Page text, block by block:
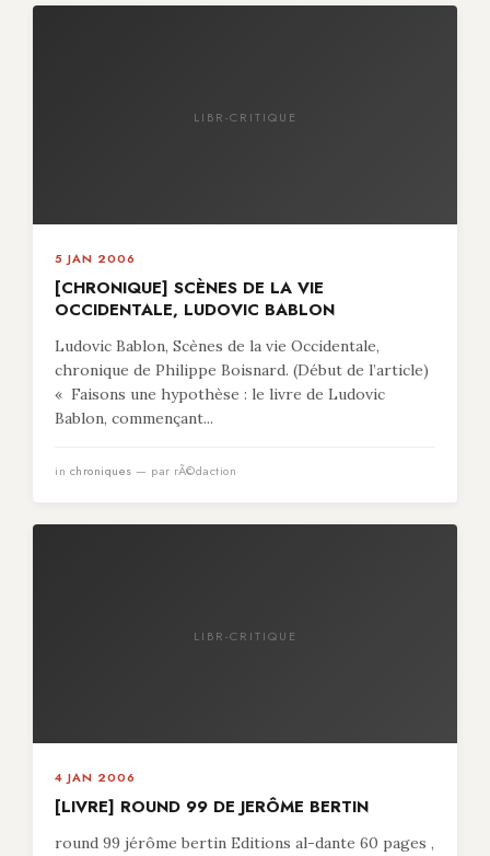
LIBR-CRITIQUE
5 JAN 2006
[CHRONIQUE] SCÈNES DE LA VIE
OCCIDENTALE, LUDOVIC BABLON
Ludovic Bablon, Scènes de la vie Occidentale,
chronique de Philippe Boisnard. (Début de l’article)
« Faisons une hypothèse : le livre de Ludovic
Bablon, commençant...
in chroniques — par rÃ©daction
LIBR-CRITIQUE
4 JAN 2006
[LIVRE] ROUND 99 DE JERÔME BERTIN
round 99 jérôme bertin Editions al-dante 60 pages ,